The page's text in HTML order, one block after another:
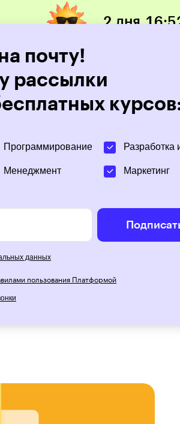
2 дня 16:
и ничем
моушн-дизайн
универсальный
почту!
рассылки
Программирование Разработка
Менеджмент Маркетинг
данных
пользования Платформой